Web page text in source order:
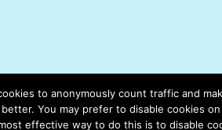
to anonymously count traffic and
You may prefer to disable cookies
effective way to do this is to disable